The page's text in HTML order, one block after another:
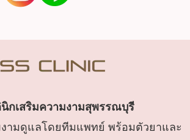
กเสริมความงามสุพรรณบุรี
ามดูแลโดยทีมแพทย์ พร้อมตัวยาและ